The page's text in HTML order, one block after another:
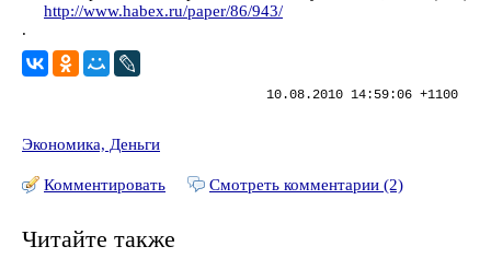
http://www.habex.ru/paper/86/943/
.
10.08.2010 14:59:06 +1100
Экономика, Деньги
Комментировать Смотреть комментарии (2)
Читайте также